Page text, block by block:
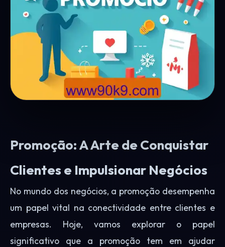
Promoção: A Arte de Conquistar
Clientes e Impulsionar Negócios
No mundo dos negócios, a promoção desempenha
um papel vital na conectividade entre clientes e
empresas. Hoje, vamos explorar o papel
significativo que a promoção tem em ajudar